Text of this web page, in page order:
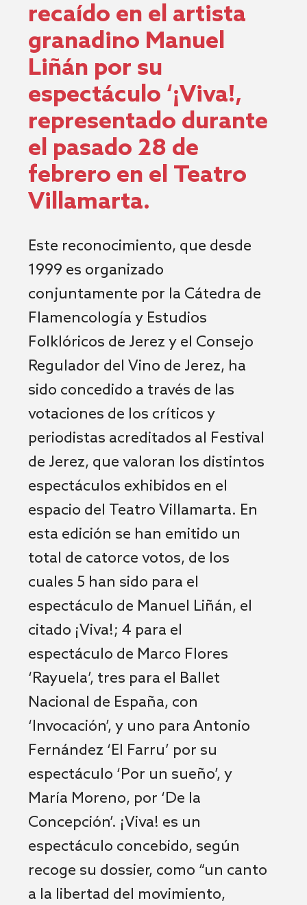
recaído en el artista
granadino Manuel
Liñán por su
espectáculo ‘¡Viva!,
representado durante
el pasado 28 de
febrero en el Teatro
Villamarta.
Este reconocimiento, que desde
1999 es organizado
conjuntamente por la Cátedra de
Flamencología y Estudios
Folklóricos de Jerez y el Consejo
Regulador del Vino de Jerez, ha
sido concedido a través de las
votaciones de los críticos y
periodistas acreditados al Festival
de Jerez, que valoran los distintos
espectáculos exhibidos en el
espacio del Teatro Villamarta. En
esta edición se han emitido un
total de catorce votos, de los
cuales 5 han sido para el
espectáculo de Manuel Liñán, el
citado ¡Viva!; 4 para el
espectáculo de Marco Flores
‘Rayuela’, tres para el Ballet
Nacional de España, con
‘Invocación’, y uno para Antonio
Fernández ‘El Farru’ por su
espectáculo ‘Por un sueño’, y
María Moreno, por ‘De la
Concepción’. ¡Viva! es un
espectáculo concebido, según
recoge su dossier, como “un canto
a la libertad del movimiento,